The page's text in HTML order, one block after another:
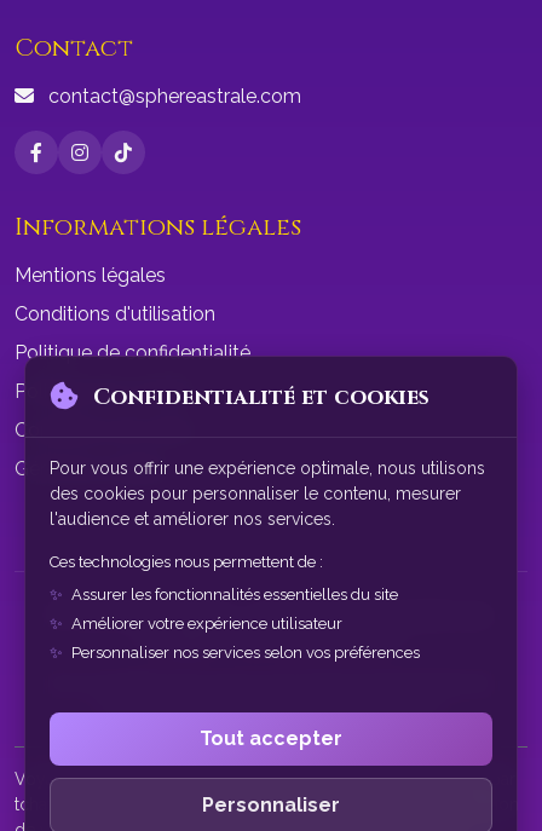
Contact
contact@sphereastrale.com
Informations légales
Mentions légales
Conditions d'utilisation
Politique de confidentialité
Politique de cookies
Conditions de vente
Gérer les cookies
© 2026 SphereAstrale - Voyance par tchat gratuit sans
inscription. Tous droits réservés.
Voyance par tchat • Tchat voyance gratuit • Voyance gratuite par
tchat • Voyance sans inscription • Voyant par tchat • Consultation
Confidentialité et cookies
Pour vous offrir une expérience optimale, nous utilisons
des cookies pour personnaliser le contenu, mesurer
l'audience et améliorer nos services.
Ces technologies nous permettent de :
Assurer les fonctionnalités essentielles du site
Améliorer votre expérience utilisateur
Personnaliser nos services selon vos préférences
Tout accepter
Personnaliser